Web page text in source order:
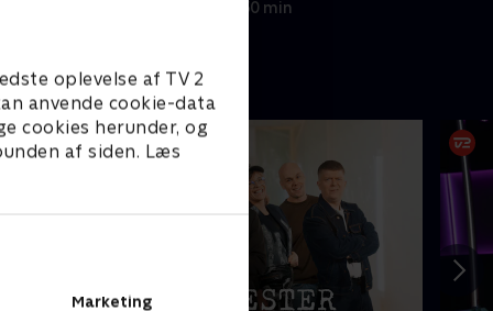
oplevelse af TV 2
anvende cookie-data
cookies herunder, og
af siden. Læs
Marketing
24. februar 2020 • 50 min